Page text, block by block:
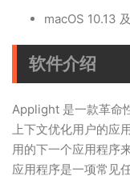
macOS 10.13
软件介绍
Applight 是一款革命
上下文优化用户的应
用的下一个应用程序
应用程序是一项常见